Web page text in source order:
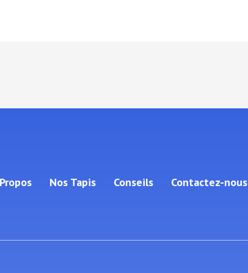
Nos Tapis Conseils Contactez-nous